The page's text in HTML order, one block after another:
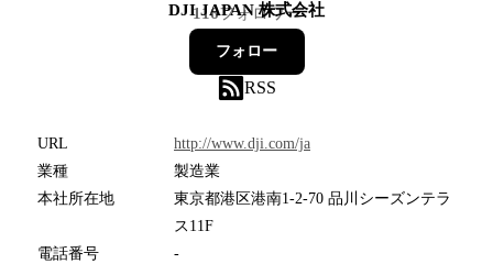
DJI JAPAN 株式会社
116フォロワー
フォロー
RSS
URL
http://www.dji.com/ja
業種
製造業
本社所在地
東京都港区港南1-2-70 品川シーズンテラ
ス11F
電話番号
-